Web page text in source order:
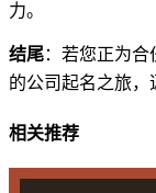
力。
结尾：若您正为
的公司起名之旅，
相关推荐